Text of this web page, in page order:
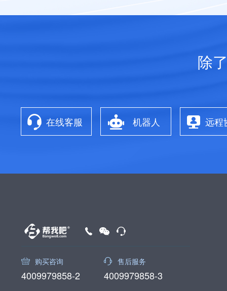
除
在线客服 机器人 远程
购买咨询
4009979858-2
售后服务
4009979858-3